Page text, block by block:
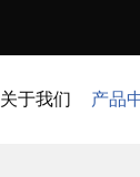
关于我们 产品